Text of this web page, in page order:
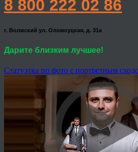
8 800 222 02 86
г. Волжский ул. Оломоуцкая, д. 31а
Дарите близким лучшее!
Статуэтка по фото с портретным